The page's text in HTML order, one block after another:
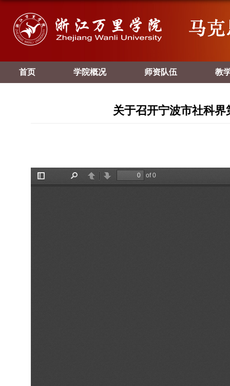
首页 学院概况 师资队伍 教
关于召开宁波市社科